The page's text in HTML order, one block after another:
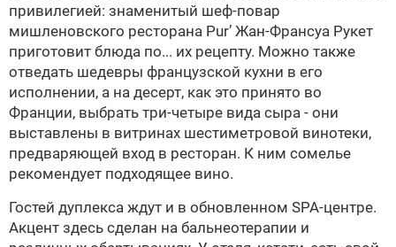
привилегией: знаменитый шеф-повар
мишленовского ресторана Pur’ Жан-Франсуа Рукет
приготовит блюда по... их рецепту. Можно также
отведать шедевры французской кухни в его
исполнении, а на десерт, как это принято во
Франции, выбрать три-четыре вида сыра - они
выставлены в витринах шестиметровой винотеки,
предваряющей вход в ресторан. К ним сомелье
рекомендует подходящее вино.
Гостей дуплекса ждут и в обновленном SPA-центре.
Акцент здесь сделан на бальнеотерапии и